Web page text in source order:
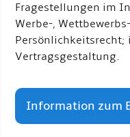
Fragestellungen im
Werbe-,
Vertragsgestaltung.
Information zum